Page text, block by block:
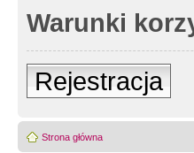
Warunki
Rejestracja
Strona główna